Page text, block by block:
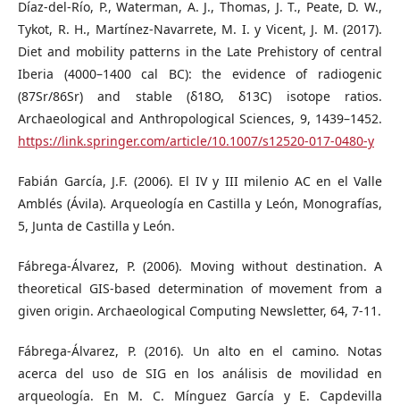
Díaz-del-Río, P., Waterman, A. J., Thomas, J. T., Peate, D. W.,
Tykot, R. H., Martínez-Navarrete, M. I. y Vicent, J. M. (2017).
Diet and mobility patterns in the Late Prehistory of central
Iberia (4000–1400 cal BC): the evidence of radiogenic
(87Sr/86Sr) and stable (δ18O, δ13C) isotope ratios.
Archaeological and Anthropological Sciences, 9, 1439–1452.
https://link.springer.com/article/10.1007/s12520-017-0480-y
Fabián García, J.F. (2006). El IV y III milenio AC en el Valle
Amblés (Ávila). Arqueología en Castilla y León, Monografías,
5, Junta de Castilla y León.
Fábrega-Álvarez, P. (2006). Moving without destination. A
theoretical GIS-based determination of movement from a
given origin. Archaeological Computing Newsletter, 64, 7-11.
Fábrega-Álvarez, P. (2016). Un alto en el camino. Notas
acerca del uso de SIG en los análisis de movilidad en
arqueología. En M. C. Mínguez García y E. Capdevilla